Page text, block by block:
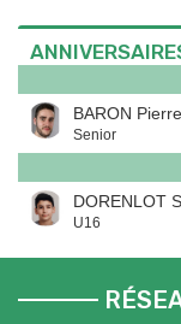
BARON
Senior
DORENLOT
U16